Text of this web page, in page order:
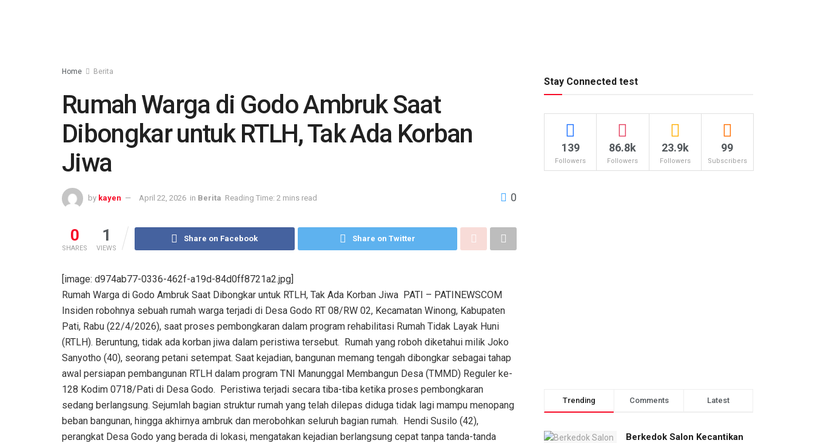
Home Berita
Rumah Warga di Godo Ambruk Saat
Dibongkar untuk RTLH, Tak Ada Korban
Jiwa
by kayen April 22, 2026 in Berita Reading Time: 2 mins read 0
0
SHARES
1
VIEWS
Share on Facebook Share on Twitter
[image: d974ab77-0336-462f-a19d-84d0ff8721a2.jpg]
Rumah Warga di Godo Ambruk Saat Dibongkar untuk RTLH, Tak Ada Korban Jiwa ‎ ‎PATI – PATINEWSCOM
Insiden robohnya sebuah rumah warga terjadi di Desa Godo RT 08/RW 02, Kecamatan Winong, Kabupaten
Pati, Rabu (22/4/2026), saat proses pembongkaran dalam program rehabilitasi Rumah Tidak Layak Huni
(RTLH). Beruntung, tidak ada korban jiwa dalam peristiwa tersebut. ‎ ‎Rumah yang roboh diketahui milik Joko
Sanyotho (40), seorang petani setempat. Saat kejadian, bangunan memang tengah dibongkar sebagai tahap
awal persiapan pembangunan RTLH dalam program TNI Manunggal Membangun Desa (TMMD) Reguler ke-
128 Kodim 0718/Pati di Desa Godo. ‎ ‎Peristiwa terjadi secara tiba-tiba ketika proses pembongkaran
sedang berlangsung. Sejumlah bagian struktur rumah yang telah dilepas diduga tidak lagi mampu menopang
beban bangunan, hingga akhirnya ambruk dan merobohkan seluruh bagian rumah. ‎ ‎Hendi Susilo (42),
perangkat Desa Godo yang berada di lokasi, mengatakan kejadian berlangsung cepat tanpa tanda-tanda
Stay Connected test
139
Followers
86.8k
Followers
23.9k
Followers
99
Subscribers
Trending Comments Latest
Berkedok Salon Kecantikan